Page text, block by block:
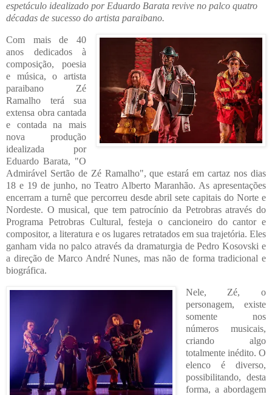
espetáculo idealizado por Eduardo Barata revive no palco quatro
décadas de sucesso do artista paraibano.
Com mais de 40
anos dedicados à
composição, poesia
e música, o artista
paraibano Zé
Ramalho terá sua
extensa obra cantada
e contada na mais
nova produção
idealizada por
Eduardo Barata, "O
Admirável Sertão de Zé Ramalho", que estará em cartaz nos dias
18 e 19 de junho, no Teatro Alberto Maranhão. As apresentações
encerram a turnê que percorreu desde abril sete capitais do Norte e
Nordeste. O musical, que tem patrocínio da Petrobras através do
Programa Petrobras Cultural, festeja o cancioneiro do cantor e
compositor, a literatura e os lugares retratados em sua trajetória. Eles
ganham vida no palco através da dramaturgia de Pedro Kosovski e
a direção de Marco André Nunes, mas não de forma tradicional e
biográfica.
Nele, Zé, o
personagem, existe
somente nos
números musicais,
criando algo
totalmente inédito. O
elenco é diverso,
possibilitando, desta
forma, a abordagem